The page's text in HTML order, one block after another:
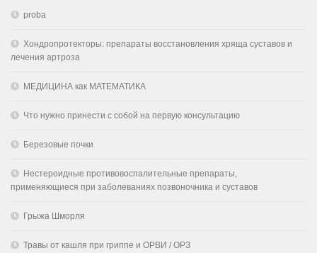
proba
Хондропротекторы: препараты восстановления хряща суставов и
лечения артроза
МЕДИЦИНА как МАТЕМАТИКА
Что нужно принести с собой на первую консультацию
Березовые почки
Нестероидные противовоспалительные препараты,
применяющиеся при заболеваниях позвоночника и суставов
Грыжа Шморля
Травы от кашля при гриппе и ОРВИ / ОРЗ